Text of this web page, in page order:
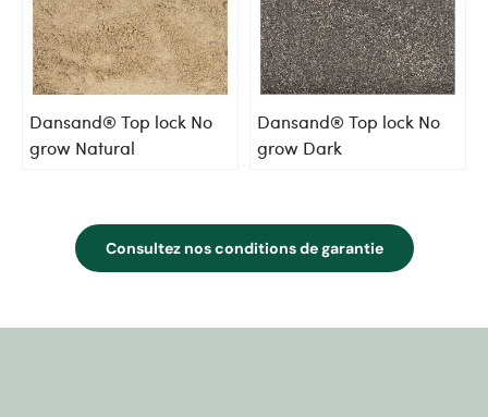
Dansand® Top lock No
grow Natural
Dansand® Top lock No
grow Dark
Consultez nos conditions de garantie